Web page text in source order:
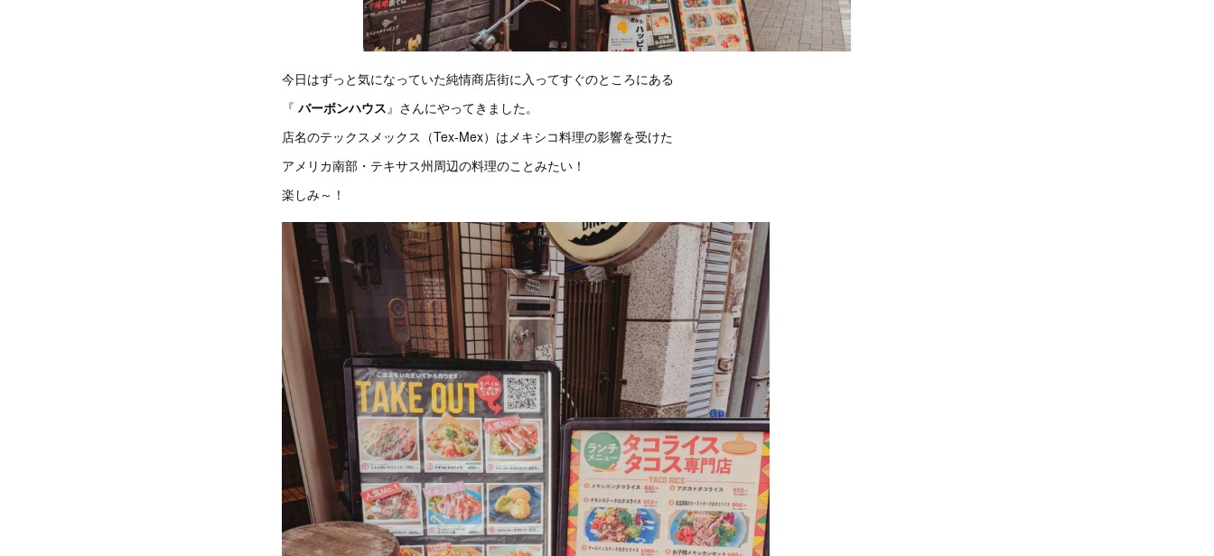
今日はずっと気になっていた純情商店街に入ってすぐのところにある
『 バーボンハウス』さんにやってきました。
店名のテックスメックス（Tex-Mex）はメキシコ料理の影響を受けた
アメリカ南部・テキサス州周辺の料理のことみたい！
楽しみ～！